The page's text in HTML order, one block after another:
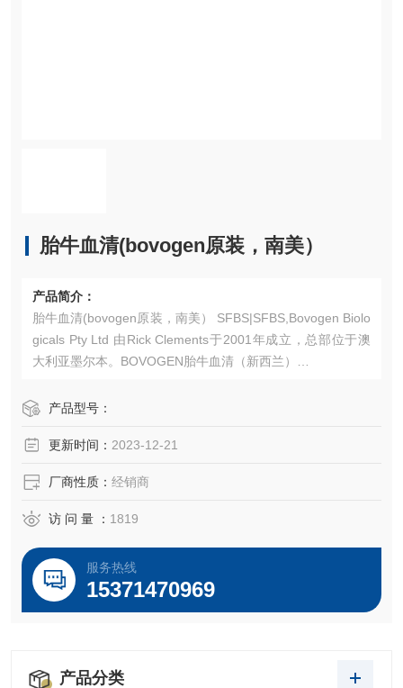
​胎牛血清(bovogen原装，南美）
产品简介：
​胎牛血清(bovogen原装，南美） SFBS|SFBS,Bovogen Biolo
gicals Pty Ltd 由Rick Clements于2001年成立，总部位于澳
大利亚墨尔本。BOVOGEN胎牛血清（新西兰）
货号：SFBS
规格：500ml
千舍生物开工大吉，干细胞专用，特级胎牛血清*......
产品型号：
更新时间： 2023-12-21
厂商性质： 经销商
访 问 量 ： 1819
服务热线
15371470969
产品分类